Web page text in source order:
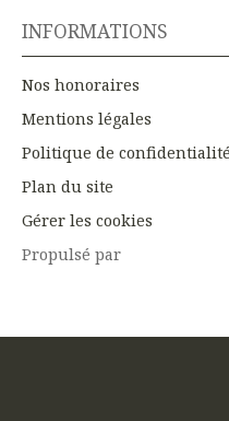
INFORMATIONS
Nos honoraires
Mentions légales
Politique de confidentialité
Plan du site
Gérer les cookies
Propulsé par